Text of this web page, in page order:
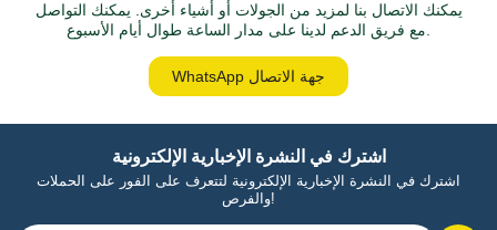
يمكنك الاتصال بنا لمزيد من الجولات أو أشياء أخرى. يمكنك التواصل
WhatsApp جهة الاتصال
اشترك في النشرة الإخبارية الإلكترونية
اشترك في النشرة الإخبارية الإلكترونية لتتعرف على الفور على الحملات
والفرص!